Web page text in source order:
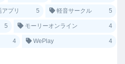
プリ 5 軽音サークル 5
5 モーリーオンライン 4
4 WePlay 4